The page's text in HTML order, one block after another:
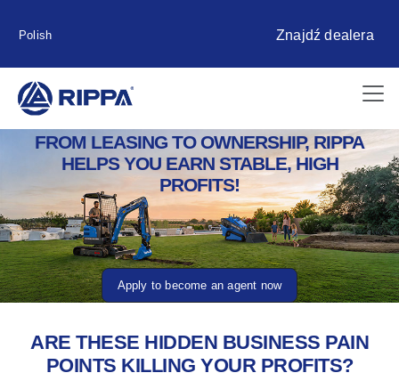
Polish Znajdź dealera
FROM LEASING TO OWNERSHIP, RIPPA
HELPS YOU EARN STABLE, HIGH
PROFITS!
Apply to become an agent now
ARE THESE HIDDEN BUSINESS PAIN
POINTS KILLING YOUR PROFITS?